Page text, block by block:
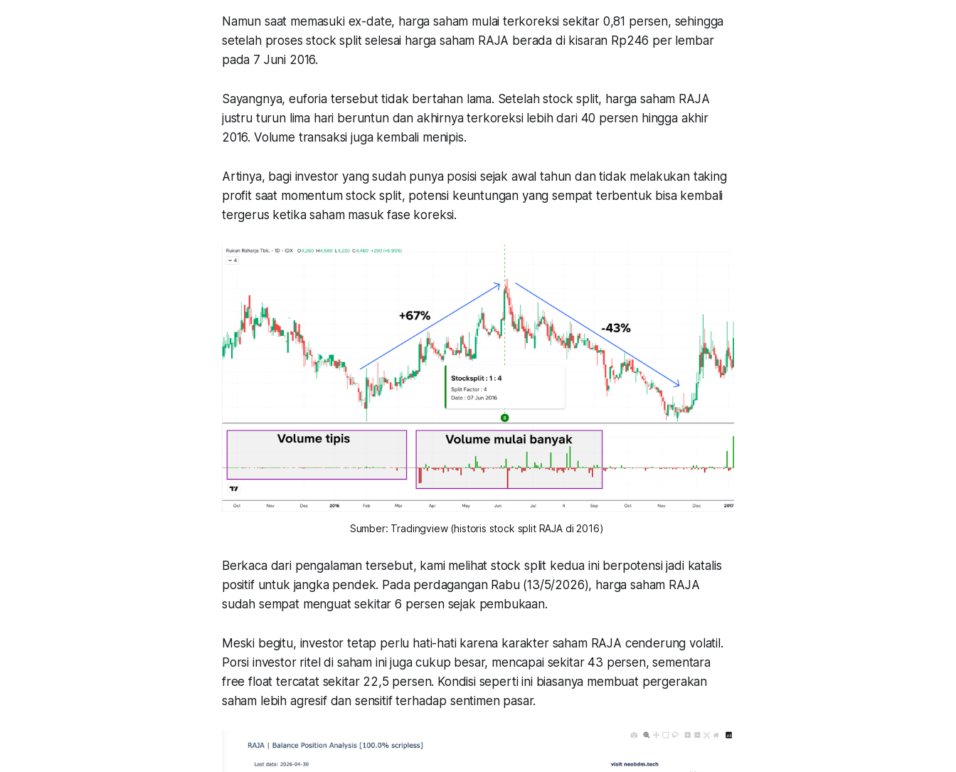
Namun saat memasuki ex-date, harga saham mulai terkoreksi sekitar 0,81 persen, sehingga
setelah proses stock split selesai harga saham RAJA berada di kisaran Rp246 per lembar
pada 7 Juni 2016.
Sayangnya, euforia tersebut tidak bertahan lama. Setelah stock split, harga saham RAJA
justru turun lima hari beruntun dan akhirnya terkoreksi lebih dari 40 persen hingga akhir
2016. Volume transaksi juga kembali menipis.
Artinya, bagi investor yang sudah punya posisi sejak awal tahun dan tidak melakukan taking
profit saat momentum stock split, potensi keuntungan yang sempat terbentuk bisa kembali
tergerus ketika saham masuk fase koreksi.
Sumber: Tradingview (historis stock split RAJA di 2016)
Berkaca dari pengalaman tersebut, kami melihat stock split kedua ini berpotensi jadi katalis
positif untuk jangka pendek. Pada perdagangan Rabu (13/5/2026), harga saham RAJA
sudah sempat menguat sekitar 6 persen sejak pembukaan.
Meski begitu, investor tetap perlu hati-hati karena karakter saham RAJA cenderung volatil.
Porsi investor ritel di saham ini juga cukup besar, mencapai sekitar 43 persen, sementara
free float tercatat sekitar 22,5 persen. Kondisi seperti ini biasanya membuat pergerakan
saham lebih agresif dan sensitif terhadap sentimen pasar.